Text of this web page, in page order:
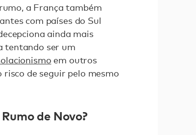
a França também
com países do Sul
ainda mais
tentando ser um
em outros
de seguir pelo mesmo
de Novo?